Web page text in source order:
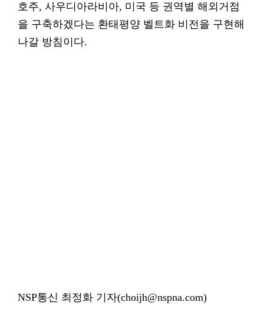
호주, 사우디아라비아, 미국 등 권역별 해외거점
을 구축하겠다는 환태평양 벨트화 비전을 구현해
나갈 방침이다.
NSP통신 최정화 기자(choijh@nspna.com)